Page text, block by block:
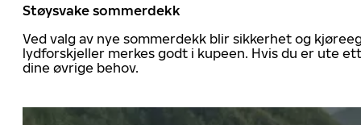
Støysvake sommerdekk
Ved valg av nye sommerdekk blir sikkerhet og
lydforskjeller merkes godt i kupeen. Hvis du er ute
dine øvrige behov.